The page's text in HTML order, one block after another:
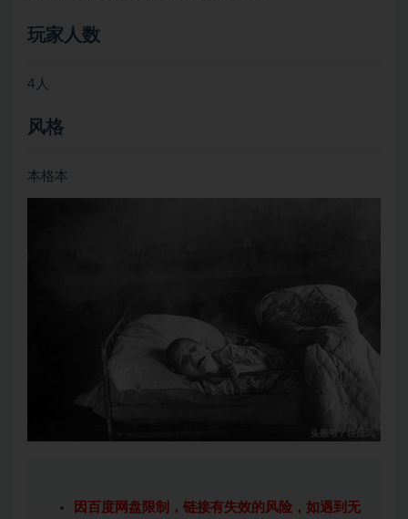
玩家人数
4人
风格
本格本
因百度网盘限制，链接有失效的风险，如遇到无